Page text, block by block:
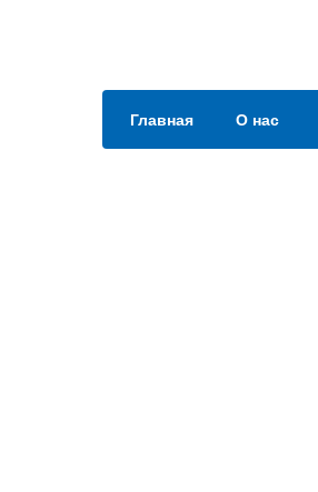
Главная О нас